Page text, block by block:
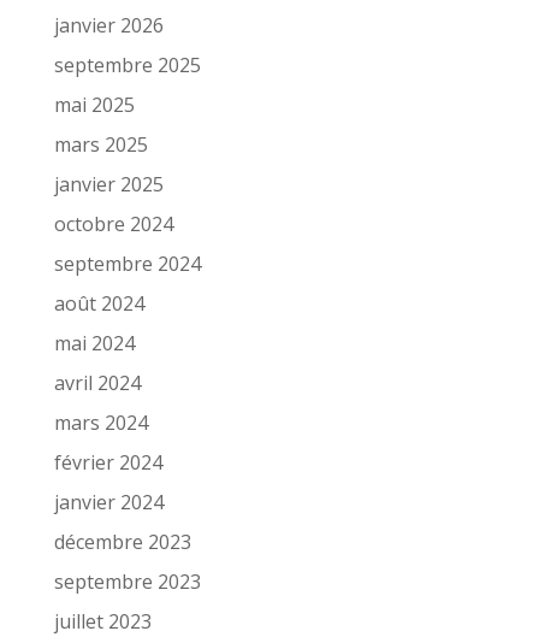
janvier 2026
septembre 2025
mai 2025
mars 2025
janvier 2025
octobre 2024
septembre 2024
août 2024
mai 2024
avril 2024
mars 2024
février 2024
janvier 2024
décembre 2023
septembre 2023
juillet 2023